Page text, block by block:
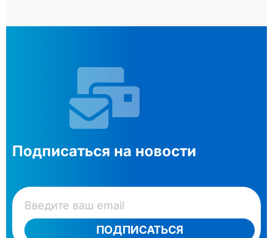
Подписаться на новости
ПОДПИСАТЬСЯ